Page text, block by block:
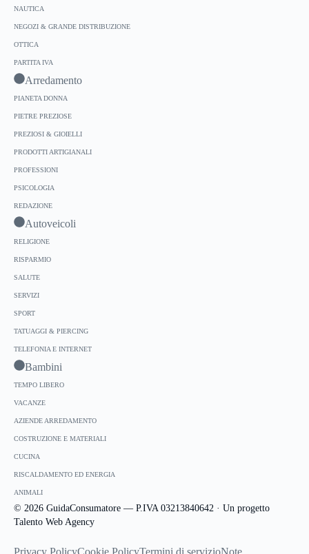
NAUTICA
NEGOZI & GRANDE DISTRIBUZIONE
OTTICA
PARTITA IVA
Arredamento
PIANETA DONNA
PIETRE PREZIOSE
PREZIOSI & GIOIELLI
PRODOTTI ARTIGIANALI
PROFESSIONI
PSICOLOGIA
REDAZIONE
Autoveicoli
RELIGIONE
RISPARMIO
SALUTE
SERVIZI
SPORT
TATUAGGI & PIERCING
TELEFONIA E INTERNET
Bambini
TEMPO LIBERO
VACANZE
AZIENDE ARREDAMENTO
COSTRUZIONE E MATERIALI
CUCINA
RISCALDAMENTO ED ENERGIA
ANIMALI
© 2026 GuidaConsumatore — P.IVA 03213840642 · Un progetto
Talento Web Agency
Privacy PolicyCookie PolicyTermini di servizioNote